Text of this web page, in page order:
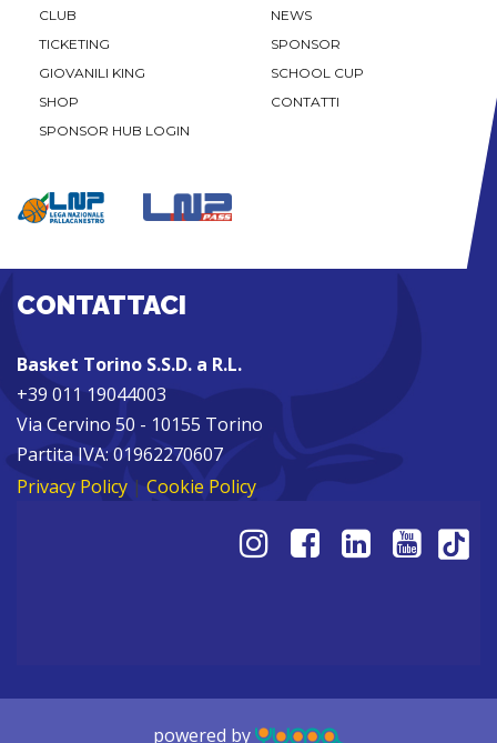
CLUB
NEWS
TICKETING
SPONSOR
GIOVANILI KING
SCHOOL CUP
SHOP
CONTATTI
SPONSOR HUB LOGIN
CONTATTACI
Basket Torino S.S.D. a R.L.
+39 011 19044003
Via Cervino 50 - 10155 Torino
Partita IVA: 01962270607
Privacy Policy | Cookie Policy
powered by